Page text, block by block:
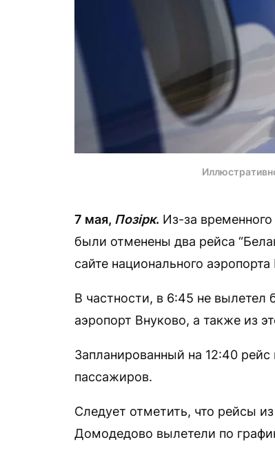
7 мая, Позірк. Из-за
были отменены два рейса
сайте национального
В частности, в 6:45 не вылетел
аэропорт Внуково, а также из
Запланированный на 12:40
пассажиров.
Следует отметить, что рейсы
Домодедово вылетели по